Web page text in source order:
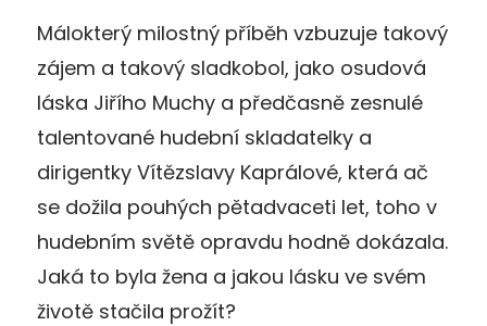
Málokterý milostný příběh vzbuzuje takový
zájem a takový sladkobol, jako osudová
láska Jiřího Muchy a předčasně zesnulé
talentované hudební skladatelky a
dirigentky Vítězslavy Kaprálové, která ač
se dožila pouhých pětadvaceti let, toho v
hudebním světě opravdu hodně dokázala.
Jaká to byla žena a jakou lásku ve svém
životě stačila prožít?